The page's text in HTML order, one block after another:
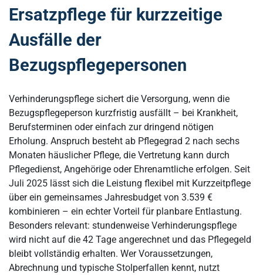
Ersatzpflege für kurzzeitige
Ausfälle der
Bezugspflegepersonen
Verhinderungspflege sichert die Versorgung, wenn die
Bezugspflegeperson kurzfristig ausfällt – bei Krankheit,
Berufsterminen oder einfach zur dringend nötigen
Erholung. Anspruch besteht ab Pflegegrad 2 nach sechs
Monaten häuslicher Pflege, die Vertretung kann durch
Pflegedienst, Angehörige oder Ehrenamtliche erfolgen. Seit
Juli 2025 lässt sich die Leistung flexibel mit Kurzzeitpflege
über ein gemeinsames Jahresbudget von 3.539 €
kombinieren – ein echter Vorteil für planbare Entlastung.
Besonders relevant: stundenweise Verhinderungspflege
wird nicht auf die 42 Tage angerechnet und das Pflegegeld
bleibt vollständig erhalten. Wer Voraussetzungen,
Abrechnung und typische Stolperfallen kennt, nutzt